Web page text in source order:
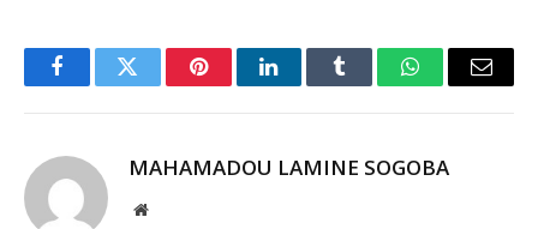
FacebookTwitter PinterestLinkedInTumblr WhatsAppEmail
MAHAMADOU LAMINE SOGOBA
Website